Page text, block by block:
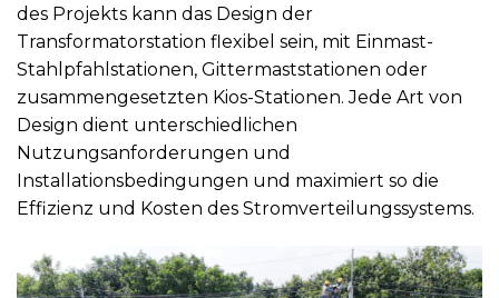
des Projekts kann das Design der
Transformatorstation flexibel sein, mit Einmast-
Stahlpfahlstationen, Gittermaststationen oder
zusammengesetzten Kios-Stationen. Jede Art von
Design dient unterschiedlichen
Nutzungsanforderungen und
Installationsbedingungen und maximiert so die
Effizienz und Kosten des Stromverteilungssystems.